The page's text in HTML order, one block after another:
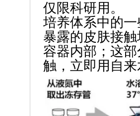
仅限科研用。
培养体系中的
暴露的皮肤接
容器内部；这
触，立即用自